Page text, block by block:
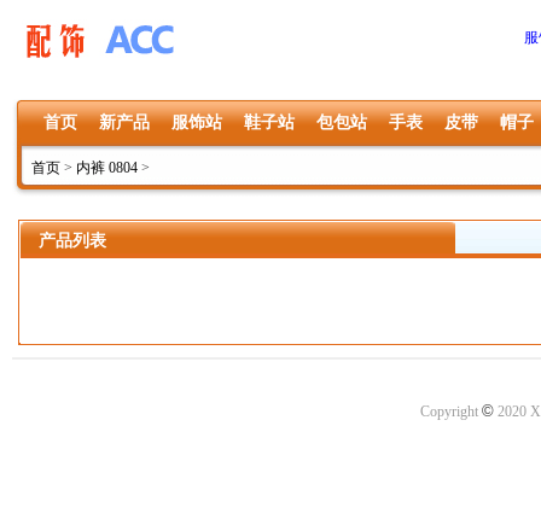
首页 新产品 服饰站 鞋子站 包包站 手表 皮带 帽子
首页 > 内裤 0804 >
产品列表
Copyright ©2020